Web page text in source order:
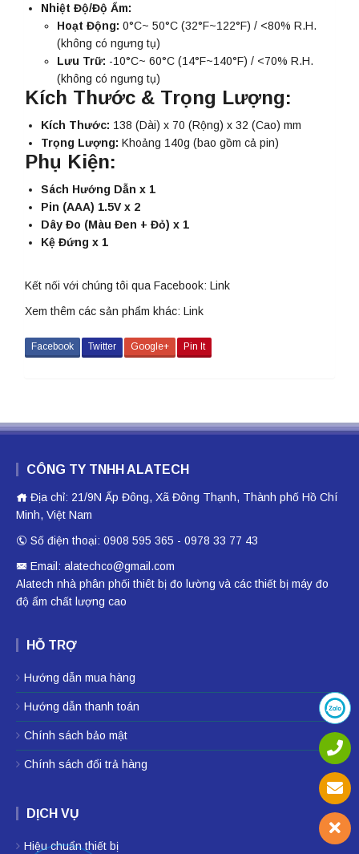
Nhiệt Độ/Độ Ẩm:
Hoạt Động: 0°C~ 50°C (32°F~122°F) / <80% R.H.
(không có ngưng tụ)
Lưu Trữ: -10°C~ 60°C (14°F~140°F) / <70% R.H.
(không có ngưng tụ)
Kích Thước & Trọng Lượng:
Kích Thước: 138 (Dài) x 70 (Rộng) x 32 (Cao) mm
Trọng Lượng: Khoảng 140g (bao gồm cả pin)
Phụ Kiện:
Sách Hướng Dẫn x 1
Pin (AAA) 1.5V x 2
Dây Đo (Màu Đen + Đỏ) x 1
Kệ Đứng x 1
Kết nối với chúng tôi qua Facebook: Link
Xem thêm các sản phẩm khác: Link
Facebook Twitter Google+ Pin It
CÔNG TY TNHH ALATECH
Địa chỉ: 21/9N Ấp Đông, Xã Đông Thạnh, Thành phố Hồ Chí
Minh, Việt Nam
Số điện thoại: 0908 595 365 - 0978 33 77 43
Email: alatechco@gmail.com
Alatech nhà phân phối thiêt bị đo lường và các thiết bị máy đo
độ ẩm chất lượng cao
HỖ TRỢ
Hướng dẫn mua hàng
Hướng dẫn thanh toán
Chính sách bảo mật
Chính sách đổi trả hàng
DỊCH VỤ
Hiệu chuẩn thiết bị